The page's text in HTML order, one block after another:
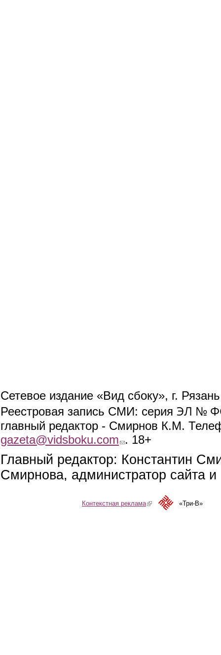
Сетевое издание «Вид сбоку», г.
Реестровая запись СМИ: серия ЭЛ №
главный редактор - Смирнов К.М.
gazeta@vidsboku.com (link sends e-mail)
. 18+
Главный редактор: Константин
Смирнова, администратор сайта
Контекстная реклама(link is external)«Три-В»